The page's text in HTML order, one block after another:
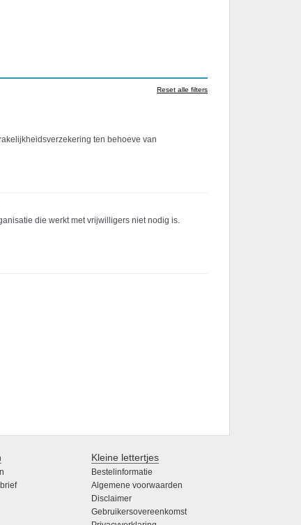
Reset alle filters
ten behoeve van
die werkt met vrijwilligers niet nodig is.
Kleine lettertjes
Bestelinformatie
Algemene voorwaarden
Disclaimer
Gebruikersovereenkomst